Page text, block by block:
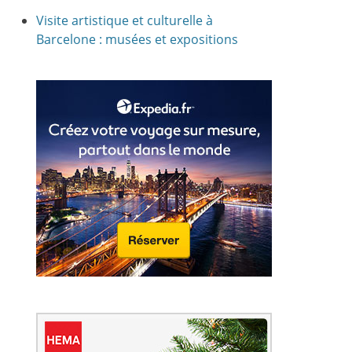
Visite artistique et culturelle à
Barcelone : musées et expositions